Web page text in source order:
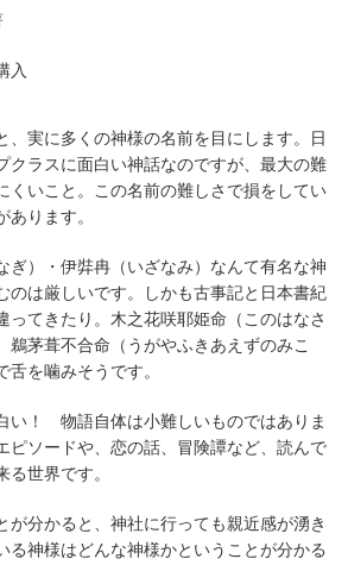
入
実に多くの神様の名前を目にします。日
クラスに面白い神話なのですが、最大の難
くいこと。この名前の難しさで損をしてい
ります。
）・伊弉冉（いざなみ）なんて有名な神
のは厳しいです。しかも古事記と日本書紀
ってきたり。木之花咲耶姫命（このはなさ
鵜茅葺不合命（うがやふきあえずのみこ
舌を噛みそうです。
い！ 物語自体は小難しいものではありま
ピソードや、恋の話、冒険譚など、読んで
世界です。
分かると、神社に行っても親近感が湧き
る神様はどんな神様かということが分かる